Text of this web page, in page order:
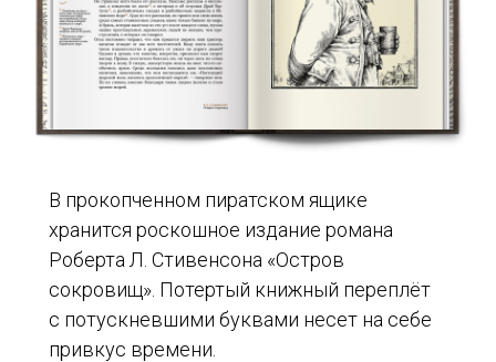
В прокопченном пиратском ящике
хранится роскошное издание романа
Роберта Л. Стивенсона «Остров
сокровищ». Потертый книжный переплёт
с потускневшими буквами несет на себе
привкус времени.